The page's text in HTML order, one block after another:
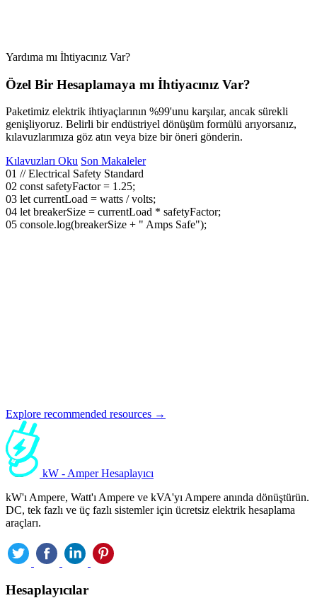
Yardıma mı İhtiyacınız Var?
Özel Bir Hesaplamaya mı İhtiyacınız Var?
Paketimiz elektrik ihtiyaçlarının %99'unu karşılar, ancak sürekli
genişliyoruz. Belirli bir endüstriyel dönüşüm formülü arıyorsanız,
kılavuzlarımıza göz atın veya bize bir öneri gönderin.
Kılavuzları Oku Son Makaleler
01 // Electrical Safety Standard
02 const safetyFactor = 1.25;
03 let currentLoad = watts / volts;
04 let breakerSize = currentLoad * safetyFactor;
05 console.log(breakerSize + " Amps Safe");
Explore recommended resources →
kW - Amper Hesaplayıcı
kW'ı Ampere, Watt'ı Ampere ve kVA'yı Ampere anında dönüştürün.
DC, tek fazlı ve üç fazlı sistemler için ücretsiz elektrik hesaplama
araçları.
Hesaplayıcılar